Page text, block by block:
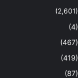
(2,601)
(4)
(467)
(419)
(87)